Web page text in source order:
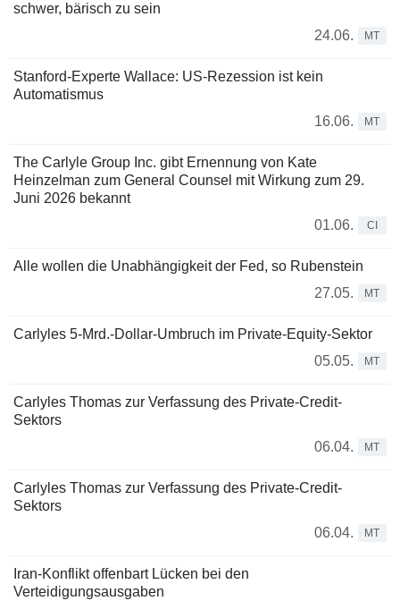
schwer, bärisch zu sein
24.06.
MT
Stanford-Experte Wallace: US-Rezession ist kein
Automatismus
16.06.
MT
The Carlyle Group Inc. gibt Ernennung von Kate
Heinzelman zum General Counsel mit Wirkung zum 29.
Juni 2026 bekannt
01.06.
CI
Alle wollen die Unabhängigkeit der Fed, so Rubenstein
27.05.
MT
Carlyles 5-Mrd.-Dollar-Umbruch im Private-Equity-Sektor
05.05.
MT
Carlyles Thomas zur Verfassung des Private-Credit-
Sektors
06.04.
MT
Carlyles Thomas zur Verfassung des Private-Credit-
Sektors
06.04.
MT
Iran-Konflikt offenbart Lücken bei den
Verteidigungsausgaben